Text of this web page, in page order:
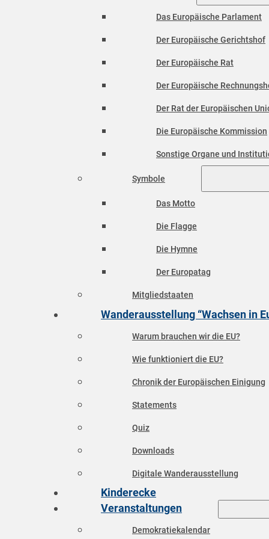
Das Europäische Parlament
Der Europäische Gerichtshof
Der Europäische Rat
Der Europäische
Der Rat der Europäischen
Die Europäische Kommission
Sonstige Organe und
Symbole
Das Motto
Die Flagge
Die Hymne
Der Europatag
Mitgliedstaaten
Wanderausstellung “Wachsen in
Warum brauchen wir die EU?
Wie funktioniert die EU?
Chronik der Europäischen Einigung
Statements
Quiz
Downloads
Digitale Wanderausstellung
Kinderecke
Veranstaltungen
Demokratiekalendar